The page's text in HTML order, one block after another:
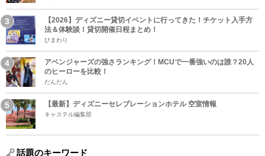
【2026】ディズニー貸切イベントに行ってきた！チケット入手方
法＆体験談！貸切開催日程まとめ！
ひまわり
アベンジャーズの強さランキング！MCUで一番強いのは誰？20人
のヒーローを比較！
だんだん
【最新】ディズニーセレブレーションホテル 空室情報
キャステル編集部
話題のキーワード